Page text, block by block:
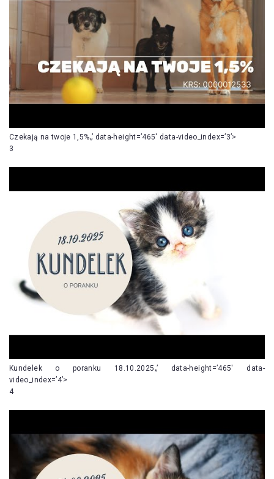
Czekają na twoje 1,5%„’ data-height=’465′ data-video_index=’3’>
3
Kundelek o poranku 18.10.2025„’ data-height=’465′ data-
video_index=’4’>
4